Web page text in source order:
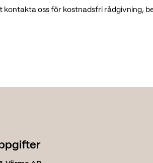
kontakta oss för kostnadsfri rådgivning,